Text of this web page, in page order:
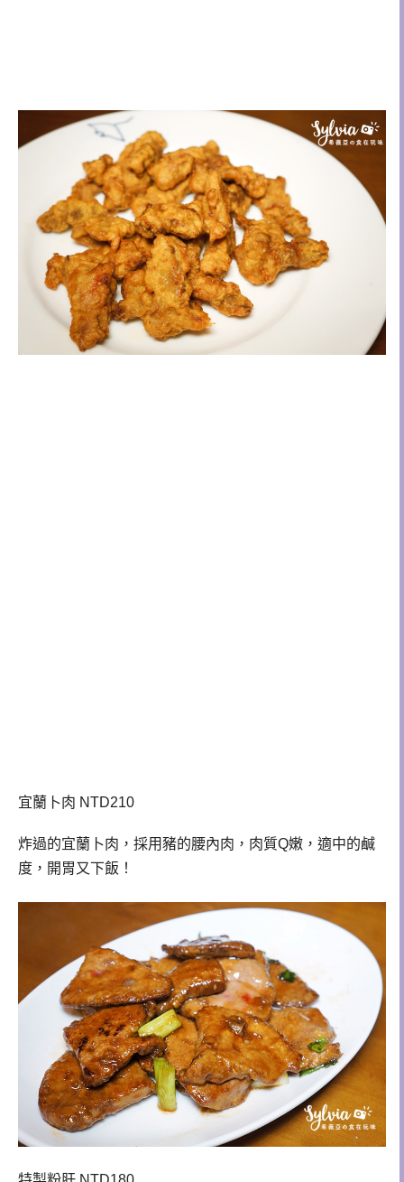
宜蘭卜肉 NTD210
炸過的宜蘭卜肉，採用豬的腰內肉，肉質Q嫩，適中的鹹
度，開胃又下飯！